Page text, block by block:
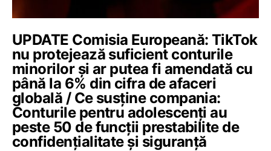
UPDATE Comisia Europeană: TikTok
nu protejează suficient conturile
minorilor și ar putea fi amendată cu
până la 6% din cifra de afaceri
globală / Ce susține compania:
Conturile pentru adolescenți au
peste 50 de funcții prestabilite de
confidențialitate și siguranță